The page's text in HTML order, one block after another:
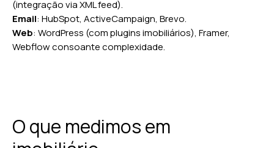
(integração via XML feed).
Email: HubSpot, ActiveCampaign, Brevo.
Web: WordPress (com plugins imobiliários), Framer,
Webflow consoante complexidade.
O que medimos em